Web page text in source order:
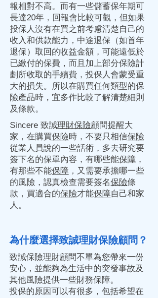
報相對不高。而有一些儲蓄保年期可
長達20年，回報會比較可觀，但如果
投保人沒有在買之前考慮清楚自己的
收入和供款能力，中途退保（如首年
退保）取回的收益金額，可能遠低於
已繳付的保費，而且加上部分保險計
劃所收取的手續費，投保人會蒙受重
大的損失。所以在購買任何類型的保
險產品時，宜多作比較了解清楚細則
及條款。
Sincere 致誠理財保險顧問提醒大
家，在購買保險時，不要只相信保險
從業人員說的一些話術，多去研究要
簽下名的保單內容，有哪些能保障 ，
有那些不能保障 ，又需要承擔哪一些
的風險，認真檢查需要簽名保險條
款，買適合的保險才能保障自己和家
人。
為什麼選擇致誠理財保險顧問？
致誠保險理財顧問不單為您帶來一份
安心，並能夠為生活中的突發事故及
其他風險提供一些財務保障。
投保的原因可以有很多，包括希望在